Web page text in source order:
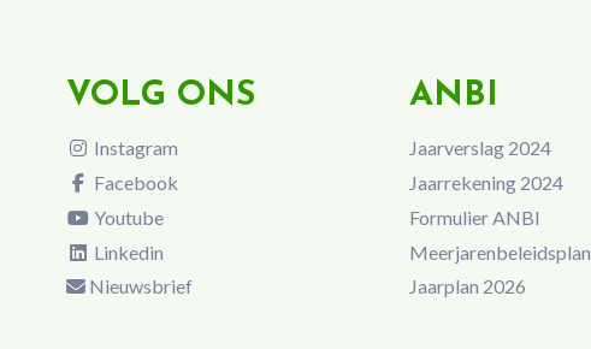
VOLG ONS
Instagram
Facebook
Youtube
Linkedin
Nieuwsbrief
ANBI
Jaarverslag 2024
Jaarrekening 2024
Formulier ANBI
Meerjarenbeleidsplan
Jaarplan 2026